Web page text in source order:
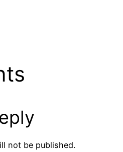
not be published.